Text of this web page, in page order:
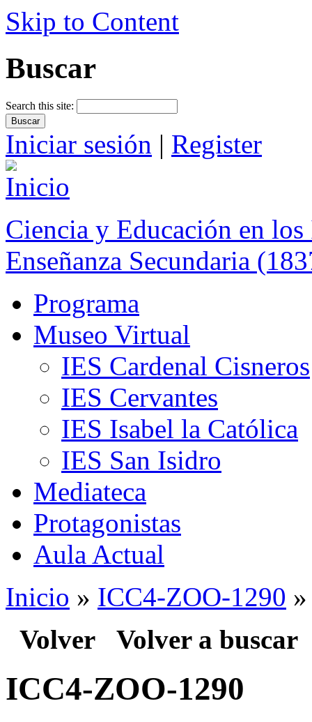
Skip to Content
Buscar
Search this site:
Iniciar sesión | Register
Ciencia y Educación en
Enseñanza Secundaria
Programa
Museo Virtual
IES Cardenal Cisneros
IES Cervantes
IES Isabel la Católica
IES San Isidro
Mediateca
Protagonistas
Aula Actual
Inicio » ICC4-ZOO-1290
Volver Volver a buscar
ICC4-ZOO-1290